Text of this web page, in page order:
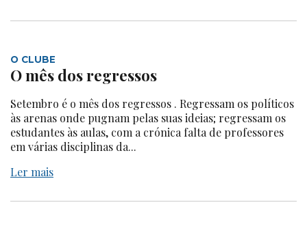
O CLUBE
O mês dos regressos
Setembro é o mês dos regressos . Regressam os políticos
às arenas onde pugnam pelas suas ideias; regressam os
estudantes às aulas, com a crónica falta de professores
em várias disciplinas da...
Ler mais